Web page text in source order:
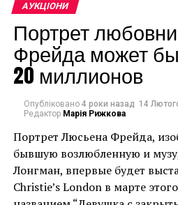
Christie’s продасть групу зі
спадщини Аллена. Цей
найдорожчою колекцією
історію аукціонів,
значущі аукціони з продажу
Очікується, що вона
мільйони доларів, отриману
АУКЦІОНИ
Портрет
Фрейда может
20 миллионов
Опубліковано 4 роки назад 14
Редактор Марія Рижкова
Портрет Люсьена Фрейда,
бывшую возлюбленную и
Лонгман, впервые будет
Christie’s London в марте